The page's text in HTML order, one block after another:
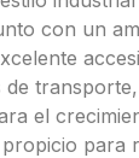
con un
de
el
para